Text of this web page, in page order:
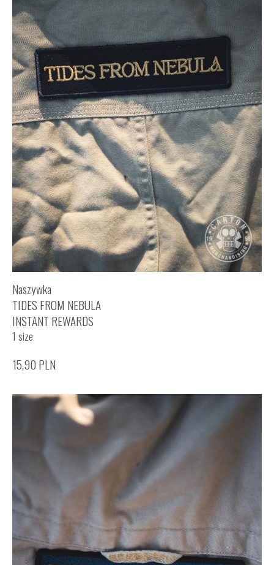
Naszywka
TIDES FROM NEBULA
INSTANT REWARDS
1 size
15,90 PLN